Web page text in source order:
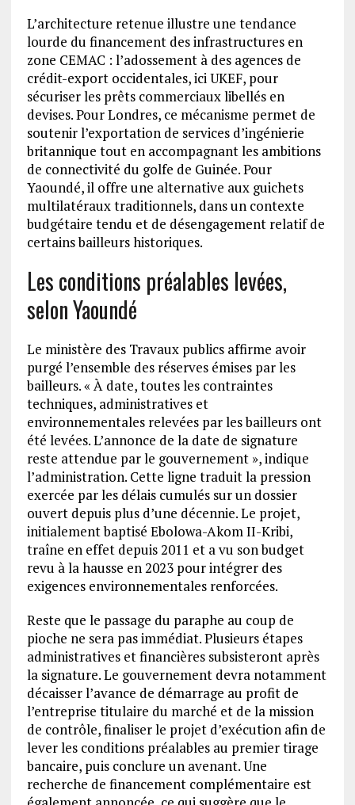
L’architecture retenue illustre une tendance
lourde du financement des infrastructures en
zone CEMAC : l’adossement à des agences de
crédit-export occidentales, ici UKEF, pour
sécuriser les prêts commerciaux libellés en
devises. Pour Londres, ce mécanisme permet de
soutenir l’exportation de services d’ingénierie
britannique tout en accompagnant les ambitions
de connectivité du golfe de Guinée. Pour
Yaoundé, il offre une alternative aux guichets
multilatéraux traditionnels, dans un contexte
budgétaire tendu et de désengagement relatif de
certains bailleurs historiques.
Les conditions préalables levées,
selon Yaoundé
Le ministère des Travaux publics affirme avoir
purgé l’ensemble des réserves émises par les
bailleurs. « À date, toutes les contraintes
techniques, administratives et
environnementales relevées par les bailleurs ont
été levées. L’annonce de la date de signature
reste attendue par le gouvernement », indique
l’administration. Cette ligne traduit la pression
exercée par les délais cumulés sur un dossier
ouvert depuis plus d’une décennie. Le projet,
initialement baptisé Ebolowa-Akom II-Kribi,
traîne en effet depuis 2011 et a vu son budget
revu à la hausse en 2023 pour intégrer des
exigences environnementales renforcées.
Reste que le passage du paraphe au coup de
pioche ne sera pas immédiat. Plusieurs étapes
administratives et financières subsisteront après
la signature. Le gouvernement devra notamment
décaisser l’avance de démarrage au profit de
l’entreprise titulaire du marché et de la mission
de contrôle, finaliser le projet d’exécution afin de
lever les conditions préalables au premier tirage
bancaire, puis conclure un avenant. Une
recherche de financement complémentaire est